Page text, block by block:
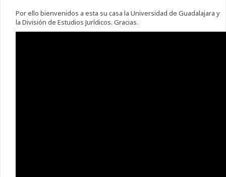
Por ello bienvenidos a esta su casa la Universidad de Guadalajara y
la División de Estudios Jurídicos. Gracias.